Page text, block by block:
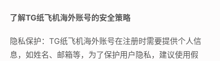
了解TG纸飞机海外账号的安全策略
隐私保护：TG纸飞机海外账号在注册时需要提供个人信
息，如姓名、邮箱等，为了保护用户隐私，建议使用假